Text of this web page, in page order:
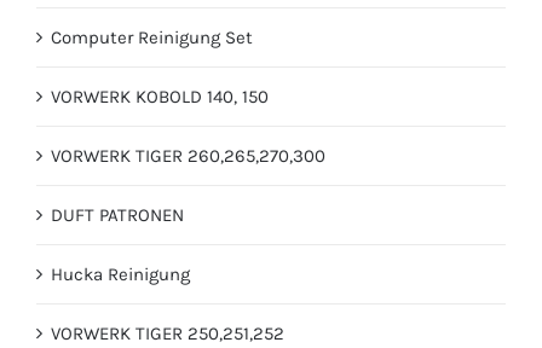
Computer Reinigung Set
VORWERK KOBOLD 140, 150
VORWERK TIGER 260,265,270,300
DUFT PATRONEN
Hucka Reinigung
VORWERK TIGER 250,251,252